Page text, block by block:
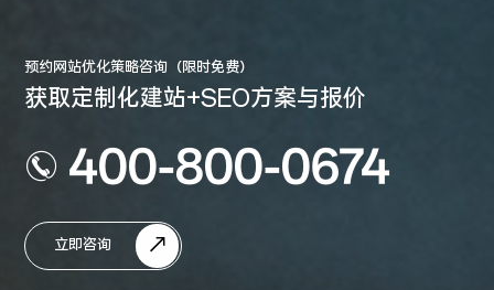
预约网站优化策略咨询（限时免费）
获取定制化建站+SEO方案与报价
400-800-0674
立即咨询